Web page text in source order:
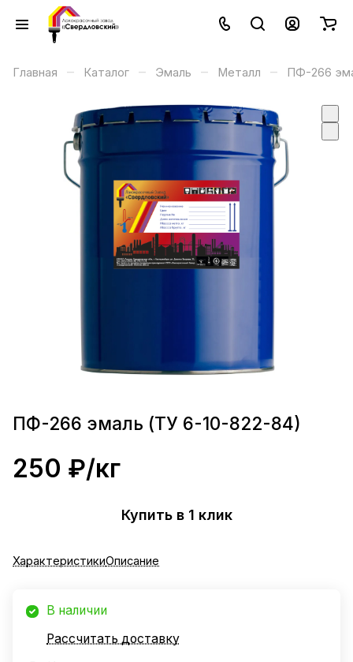
Главная – Каталог – Эмаль – Металл – ПФ-266
ПФ-266 эмаль (ТУ 6-10-822-84)
250 ₽/кг
Купить в 1 клик
ХарактеристикиОписание
В наличии
Рассчитать доставку